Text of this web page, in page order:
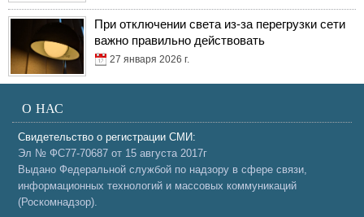
При отключении света из-за перегрузки сети
важно правильно действовать
27 января 2026 г.
О НАС
Свидетельство о регистрации СМИ:
Эл № ФС77-70687 от 15 августа 2017г
Выдано Федеральной службой по надзору в сфере связи,
информационных технологий и массовых коммуникаций
(Роскомнадзор).